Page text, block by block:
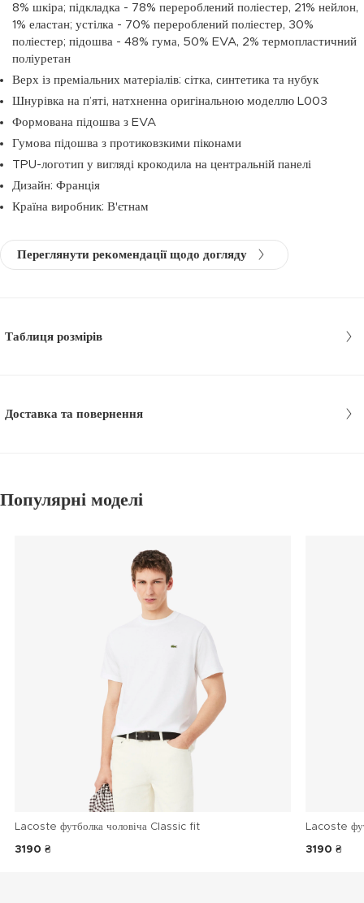
8% шкіра; підкладка - 78% перероблений поліестер, 21% нейлон,
1% еластан; устілка - 70% перероблений поліестер, 30%
поліестер; підошва - 48% гума, 50% EVA, 2% термопластичний
поліуретан
Верх із преміальних матеріалів: сітка, синтетика та нубук
Шнурівка на п’яті, натхненна оригінальною моделлю L003
Формована підошва з EVA
Гумова підошва з протиковзкими піконами
TPU-логотип у вигляді крокодила на центральній панелі
Дизайн: Франція
Країна виробник: В'єтнам
Переглянути рекомендації щодо догляду
Таблиця розмірів
Доставка та повернення
Популярні моделі
Lacoste футболка чоловіча Classic fit
3190 ₴
Lacoste
3190 ₴